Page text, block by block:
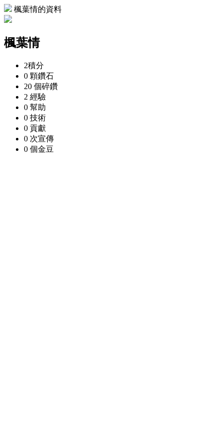
楓葉情的資料
楓葉情
2積分
0 顆鑽石
20 個碎鑽
2 經驗
0 幫助
0 技術
0 貢獻
0 次宣傳
0 個金豆